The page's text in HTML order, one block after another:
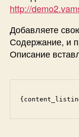
http://
Добавляете
Содержание, и
Описание